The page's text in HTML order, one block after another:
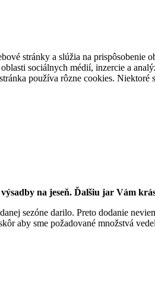
na jeseň. Ďalšiu jar Vám
sezóne darilo. Preto dodanie
aby sme požadované množstvá
stránky a slúžia na prispôsobenie
sociálnych médií, inzercie a
používa rôzne cookies.